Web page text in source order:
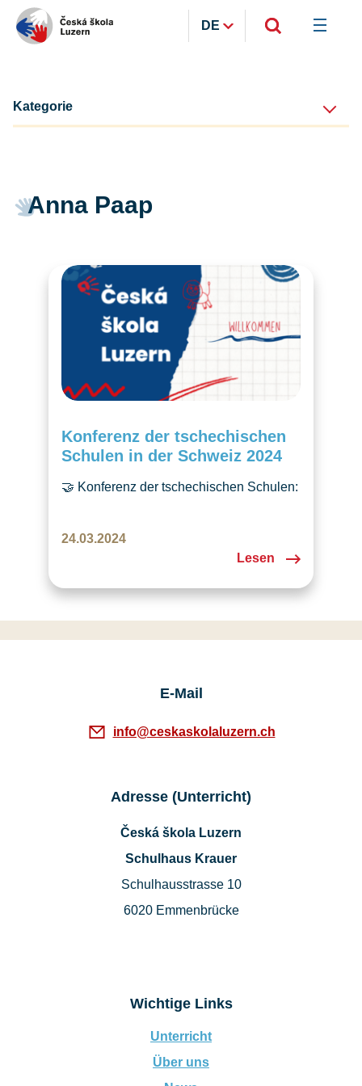
DE
Anna Paap
Konferenz der tschechischen
Schulen in der Schweiz 2024
🤝 Konferenz der tschechischen Schulen:
tschechischen Sprache in der Schweiz.
24.03.2024
Lesen
Kategorie
E-Mail
info@ceskaskolaluzern.ch
Adresse (Unterricht)
Česká škola Luzern
Schulhaus Krauer
Schulhausstrasse 10
6020 Emmenbrücke
Wichtige Links
Unterricht
Über uns